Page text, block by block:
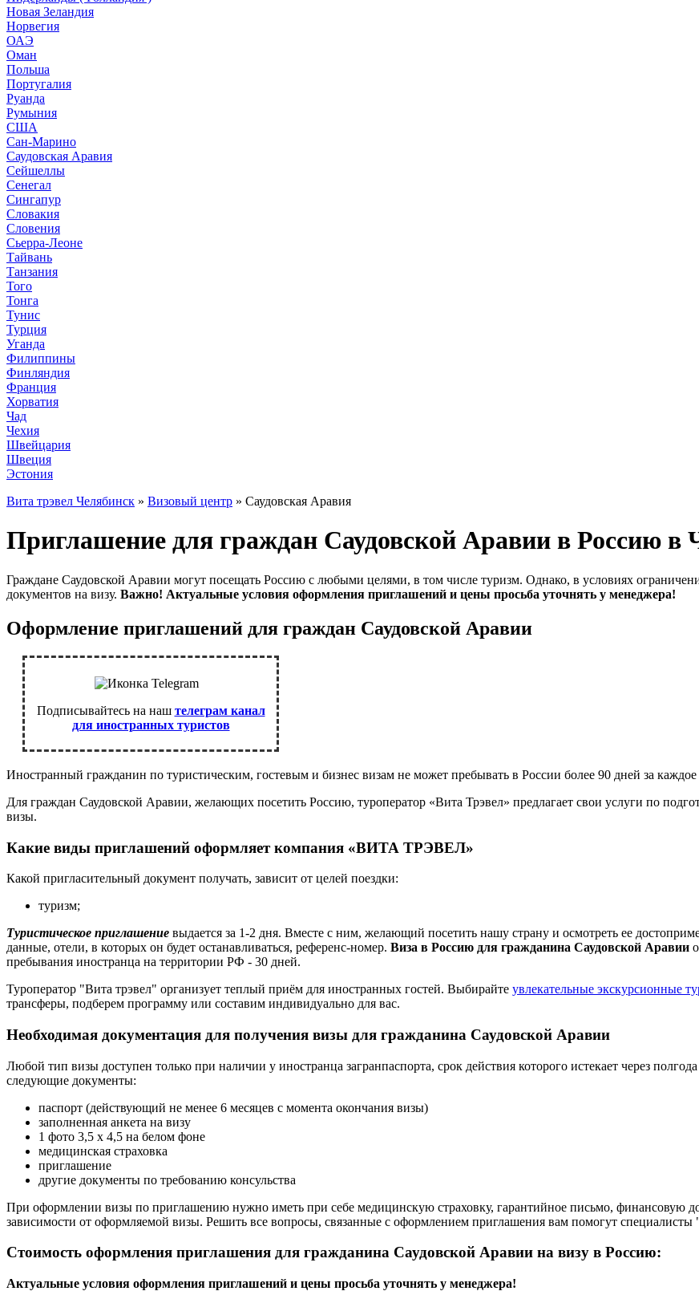
Новая Зеландия
Норвегия
ОАЭ
Оман
Польша
Португалия
Руанда
Румыния
США
Сан-Марино
Саудовская Аравия
Сейшеллы
Сенегал
Сингапур
Словакия
Словения
Сьерра-Леоне
Тайвань
Танзания
Того
Тонга
Тунис
Турция
Уганда
Филиппины
Финляндия
Франция
Хорватия
Чад
Чехия
Швейцария
Швеция
Эстония
Вита трэвел Челябинск » Визовый центр » Саудовская Аравия
Приглашение для граждан Саудовской Аравии в Россию в
Граждане Саудовской Аравии могут посещать Россию с любыми целями, в том числе туризм. Однако, в условиях
документов на визу. Важно! Актуальные условия оформления приглашений и цены просьба уточнять у менеджера!
Оформление приглашений для граждан Саудовской Аравии
Подписывайтесь на наш телеграм канал
для иностранных туристов
Иностранный гражданин по туристическим, гостевым и бизнес визам не может пребывать в России более 90 дней за каждое
Для граждан Саудовской Аравии, желающих посетить Россию, туроператор «Вита Трэвел» предлагает свои услуги по
визы.
Какие виды приглашений оформляет компания «ВИТА ТРЭВЕЛ»
Какой пригласительный документ получать, зависит от целей поездки:
туризм;
Туристическое приглашение выдается за 1-2 дня. Вместе с ним, желающий посетить нашу страну и осмотреть ее
данные, отели, в которых он будет останавливаться, референс-номер. Виза в Россию для гражданина Саудовской Аравии
пребывания иностранца на территории РФ - 30 дней.
Туроператор "Вита трэвел" организует теплый приём для иностранных гостей. Выбирайте увлекательные экскурсионные
трансферы, подберем программу или составим индивидуально для вас.
Необходимая документация для получения визы для гражданина Саудовской Аравии
Любой тип визы доступен только при наличии у иностранца загранпаспорта, срок действия которого истекает через
следующие документы:
паспорт (действующий не менее 6 месяцев с момента окончания визы)
заполненная анкета на визу
1 фото 3,5 х 4,5 на белом фоне
медицинская страховка
приглашение
другие документы по требованию консульства
При оформлении визы по приглашению нужно иметь при себе медицинскую страховку, гарантийное письмо, финансовую
зависимости от оформляемой визы. Решить все вопросы, связанные с оформлением приглашения вам помогут
Стоимость оформления приглашения для гражданина Саудовской Аравии на визу в Россию:
Актуальные условия оформления приглашений и цены просьба уточнять у менеджера!